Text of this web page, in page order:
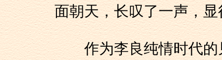
面朝天，长叹了一声，
作为李良纯情时代的